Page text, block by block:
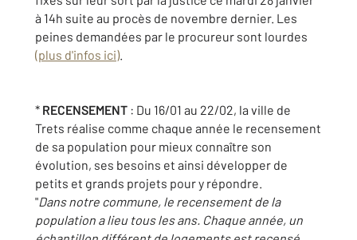
à 14h suite au procès de novembre dernier. Les
peines demandées par le procureur sont lourdes
(plus d'infos ici).
* RECENSEMENT : Du 16/01 au 22/02, la ville de
Trets réalise comme chaque année le recensement
de sa population pour mieux connaître son
évolution, ses besoins et ainsi développer de
petits et grands projets pour y répondre.
"Dans notre commune, le recensement de la
population a lieu tous les ans. Chaque année, un